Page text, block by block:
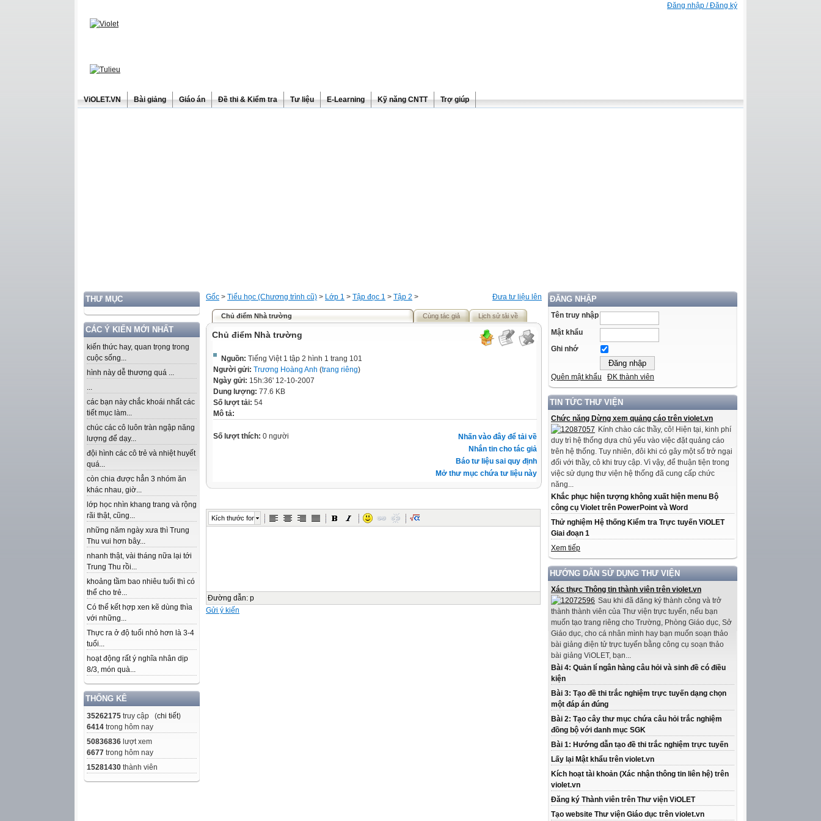
Đăng nhập / Đăng ký
ViOLET.VN Bài giảng Giáo án Đề thi & Kiểm tra Tư liệu E-Learning Kỹ năng CNTT Trợ giúp
THƯ MỤC
CÁC Ý KIẾN MỚI NHẤT
kiến thức hay, quan trọng trong
cuộc sống...
hình này dễ thương quá ...
...
các bạn này chắc khoái nhất các
tiết mục làm...
chúc các cô luôn tràn ngập năng
lượng để dạy...
đội hình các cô trẻ và nhiệt huyết
quá...
còn chia được hẳn 3 nhóm ăn
khác nhau, giờ...
lớp học nhìn khang trang và rộng
rãi thật, cũng...
những năm ngày xưa thì Trung
Thu vui hơn bây...
nhanh thật, vài tháng nữa lại tới
Trung Thu rồi...
khoảng tầm bao nhiêu tuổi thì có
thể cho trẻ...
Có thể kết hợp xen kẽ dùng thìa
với những...
Thực ra ở độ tuổi nhỏ hơn là 3-4
tuổi...
hoạt động rất ý nghĩa nhân dịp
8/3, món quà...
THỐNG KÊ
35262175 truy cập (chi tiết)
6414 trong hôm nay
50836836 lượt xem
6677 trong hôm nay
15281430 thành viên
ĐĂNG NHẬP
Tên truy nhập
Mật khẩu
Ghi nhớ
Quên mật khẩu ĐK thành viên
TIN TỨC THƯ VIỆN
Chức năng Dừng xem quảng cáo trên violet.vn
Kính chào các thầy, cô! Hiện tại, kinh phí
duy trì hệ thống dựa chủ yếu vào việc đặt quảng cáo
trên hệ thống. Tuy nhiên, đôi khi có gây một số trở ngại
đối với thầy, cô khi truy cập. Vì vậy, để thuận tiện trong
việc sử dụng thư viện hệ thống đã cung cấp chức
năng...
Khắc phục hiện tượng không xuất hiện menu Bộ
công cụ Violet trên PowerPoint và Word
Thử nghiệm Hệ thống Kiểm tra Trực tuyến ViOLET
Giai đoạn 1
Xem tiếp
HƯỚNG DẪN SỬ DỤNG THƯ VIỆN
Xác thực Thông tin thành viên trên violet.vn
Sau khi đã đăng ký thành công và trở
thành thành viên của Thư viện trực tuyến, nếu bạn
muốn tạo trang riêng cho Trường, Phòng Giáo dục, Sở
Giáo dục, cho cá nhân mình hay bạn muốn soạn thảo
bài giảng điện tử trực tuyến bằng công cụ soạn thảo
bài giảng ViOLET, bạn...
Bài 4: Quản lí ngân hàng câu hỏi và sinh đề có điều
kiện
Bài 3: Tạo đề thi trắc nghiệm trực tuyến dạng chọn
một đáp án đúng
Bài 2: Tạo cây thư mục chứa câu hỏi trắc nghiệm
đồng bộ với danh mục SGK
Bài 1: Hướng dẫn tạo đề thi trắc nghiệm trực tuyến
Lấy lại Mật khẩu trên violet.vn
Kích hoạt tài khoản (Xác nhận thông tin liên hệ) trên
violet.vn
Đăng ký Thành viên trên Thư viện ViOLET
Tạo website Thư viện Giáo dục trên violet.vn
Đưa tư liệu lên
Gốc > Tiểu học (Chương trình cũ) > Lớp 1 > Tập đọc 1 > Tập 2 >
Chủ điểm Nhà trường Cùng tác giả Lịch sử tải về
Chủ điểm Nhà trường
Nguồn: Tiếng Việt 1 tập 2 hình 1 trang 101
Người gửi: Trương Hoàng Anh (trang riêng)
Ngày gửi: 15h:36' 12-10-2007
Dung lượng: 77.6 KB
Số lượt tải: 54
Mô tả:
Nhấn vào đây để tải về
Nhắn tin cho tác giả
Báo tư liệu sai quy định
Mở thư mục chứa tư liệu này
Số lượt thích: 0 người
Kích thước font
Đường dẫn: p
Gửi ý kiến